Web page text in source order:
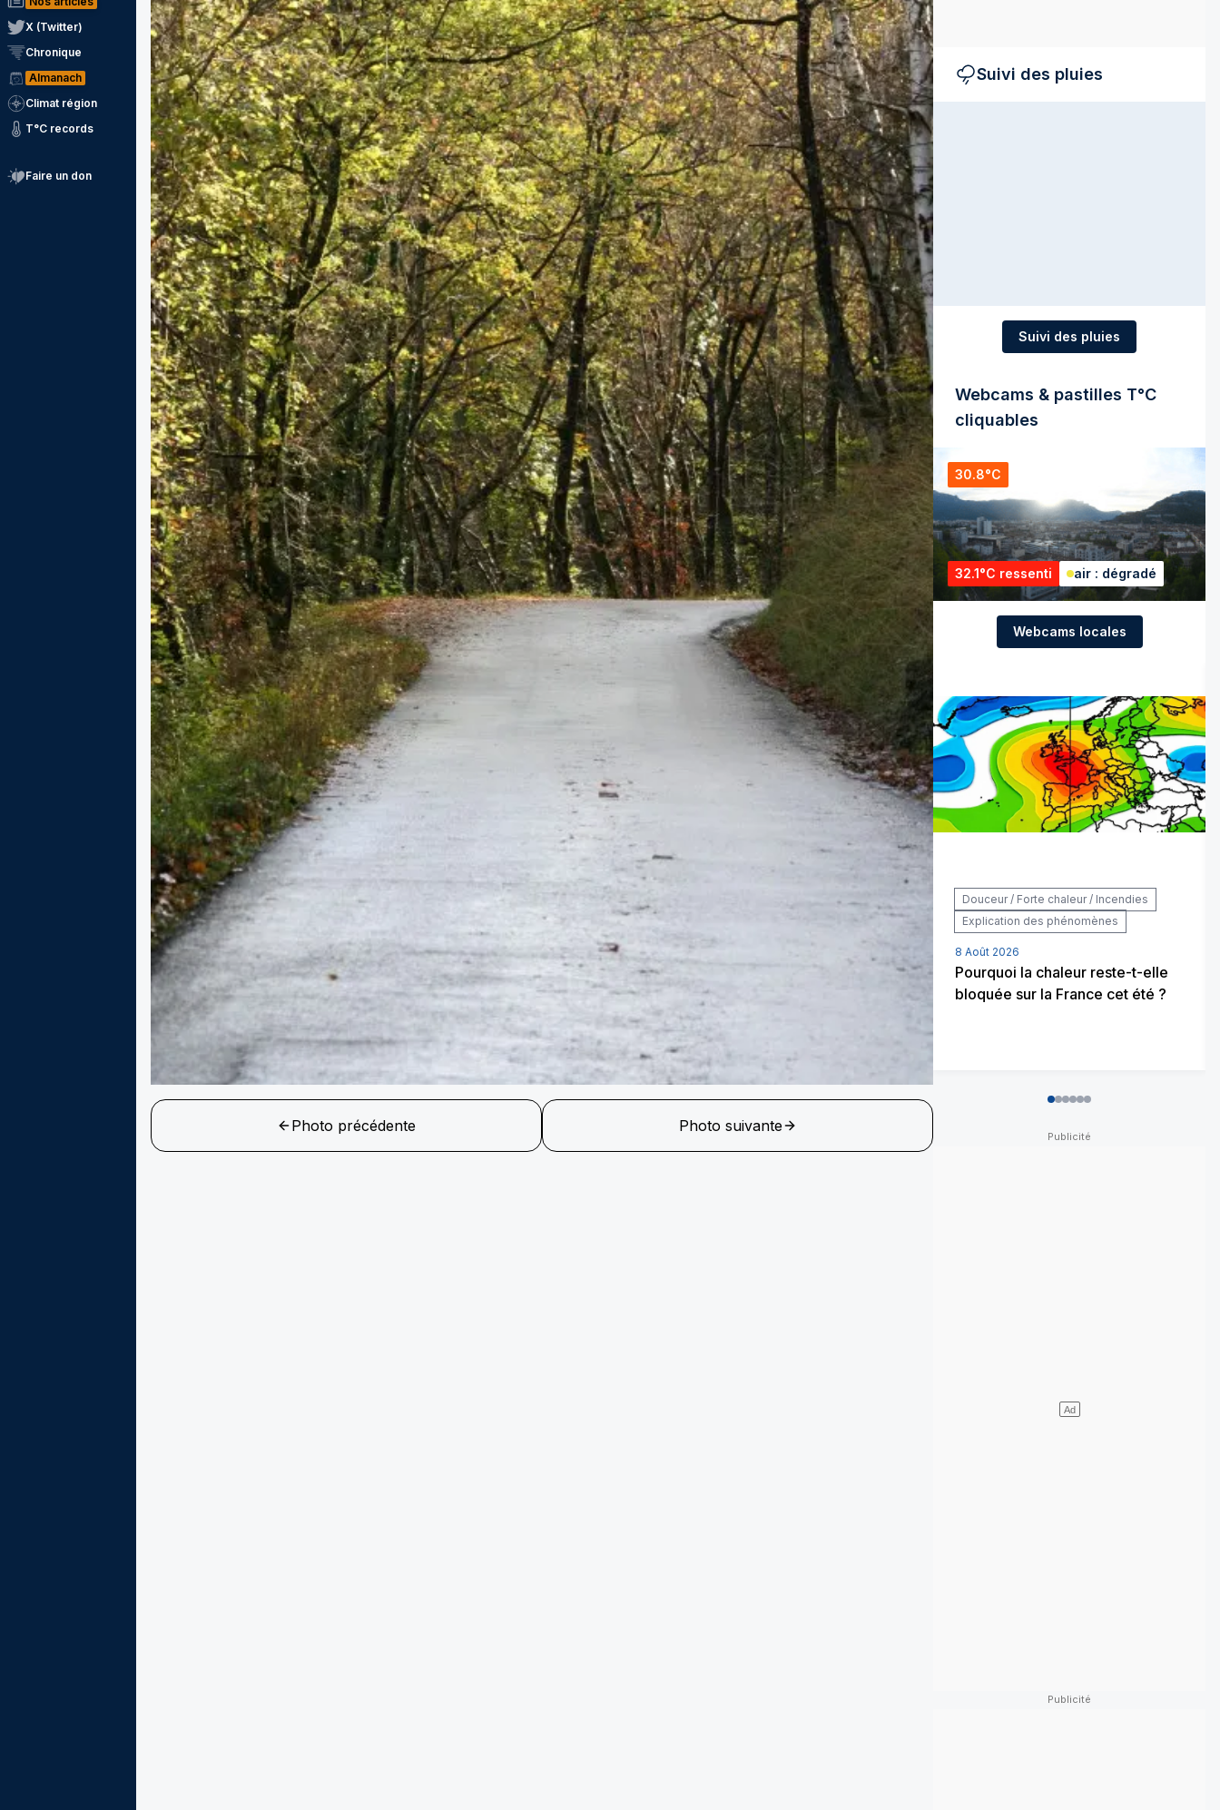
X (Twitter)
Chronique
Almanach
Climat région
T°C records
Faire un don
Photo précédente Photo suivante
Suivi des pluies
Suivi des pluies
Webcams & pastilles T°C
cliquables
30.8°C
32.1°C ressenti air : dégradé
Webcams locales
Douceur / Forte chaleur / Incendies
Explication des phénomènes
8 Août 2026
Pourquoi la chaleur reste-t-elle
bloquée sur la France cet été ?
012345